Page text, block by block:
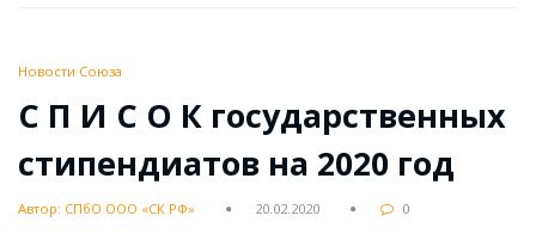
Новости Союза
С П И С О К государственных
стипендиатов на 2020 год
Автор: СПбО ООО «СК РФ» 20.02.2020 0